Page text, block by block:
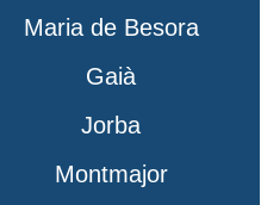
Maria de Besora
Gaià
Jorba
Montmajor